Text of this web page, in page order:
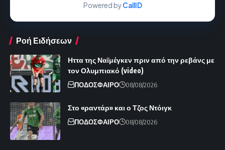
Powered byCallID
Ροή Ειδήσεων
Ηττα της Ναϊμέγκεν πριν από την ρεβάνς με
τον Ολυμπιακό (video)
ΠΟΔΟΣΦΑΙΡΟ 08/08/2026
Στο «ραντάρ» και ο Τζος Ντόιγκ
ΠΟΔΟΣΦΑΙΡΟ 08/08/2026